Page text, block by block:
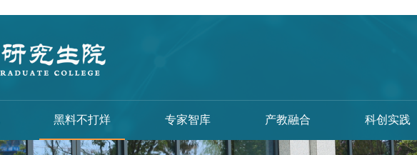
黑料不打烊 专家智库 产教融合 科创实践